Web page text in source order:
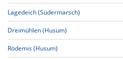
Lagedeich (Südermarsch)
Dreimühlen (Husum)
Rödemis (Husum)